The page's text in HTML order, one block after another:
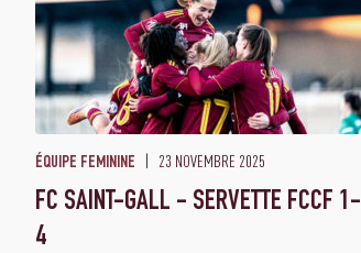
ÉQUIPE FEMININE 23 NOVEMBRE 2025
FC SAINT-GALL - SERVETTE FCCF 1-
4